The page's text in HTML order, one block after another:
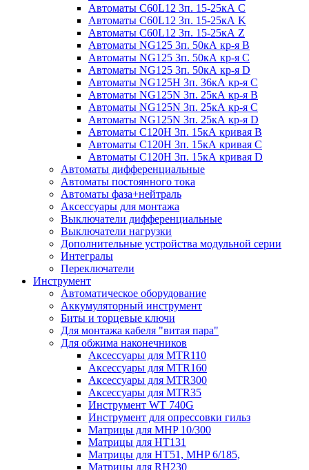
Автоматы C60L12 3п. 15-25кА C
Автоматы C60L12 3п. 15-25кА K
Автоматы C60L12 3п. 15-25кА Z
Автоматы NG125 3п. 50кА кр-я B
Автоматы NG125 3п. 50кА кр-я C
Автоматы NG125 3п. 50кА кр-я D
Автоматы NG125H 3п. 36кА кр-я C
Автоматы NG125N 3п. 25кА кр-я B
Автоматы NG125N 3п. 25кА кр-я C
Автоматы NG125N 3п. 25кА кр-я D
Автоматы С120Н 3п. 15кА кривая B
Автоматы С120Н 3п. 15кА кривая C
Автоматы С120Н 3п. 15кА кривая D
Автоматы дифференциальные
Автоматы постоянного тока
Автоматы фаза+нейтраль
Аксессуары для монтажа
Выключатели дифференциальные
Выключатели нагрузки
Дополнительные устройства модульной серии
Интегралы
Переключатели
Инструмент
Автоматическое оборудование
Аккумуляторный инструмент
Биты и торцевые ключи
Для монтажа кабеля "витая пара"
Для обжима наконечников
Аксессуары для MTR110
Аксессуары для MTR160
Аксессуары для MTR300
Аксессуары для MTR35
Инструмент WT 740G
Инструмент для опрессовки гильз
Матрицы для MHP 10/300
Матрицы для НТ131
Матрицы для НТ51, MHP 6/185,
Матрицы для RH230